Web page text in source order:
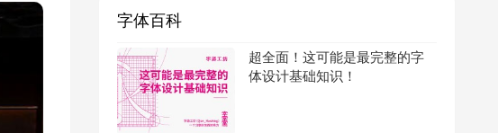
字体百科
超全面！这可能是最完整的字
体设计基础知识！